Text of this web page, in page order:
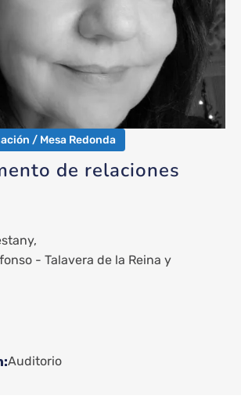
/ Mesa Redonda
de relaciones
- Talavera de la Reina
Auditorio